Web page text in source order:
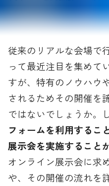
従来のリアルな会場で
って最近注目を集めて
すが、特有のノウハウ
されるためその開催を
ではないでしょうか。
フォームを利用するこ
展示会を実施すること
オンライン展示会に求
や、その開催の流れを